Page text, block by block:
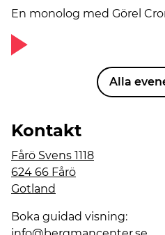
En monolog med Görel
Alla
Kontakt
Fårö Svens 1118
624 66 Fårö
Gotland
Boka guidad visning: